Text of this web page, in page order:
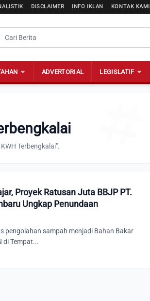
DISCLAIMER INFO IKLAN KONTAK KAMI
ADVERTORIAL LEGISLATIF
Terbengkalai".
Proyek Ratusan Juta BBJP PT.
Ungkap Penundaan
pengolahan sampah menjadi Bahan Bakar
di Tempat...